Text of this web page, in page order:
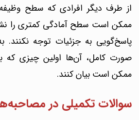
از طرف دیگر افرادی که سطح
ممکن است سطح آمادگی کمتری را
پاسخ‌گویی به جزئیات توجه نکنند.
صورت کامل، آن‌ها اولین چیزی که
ممکن است بیان کنند.
سوالات تکمیلی در